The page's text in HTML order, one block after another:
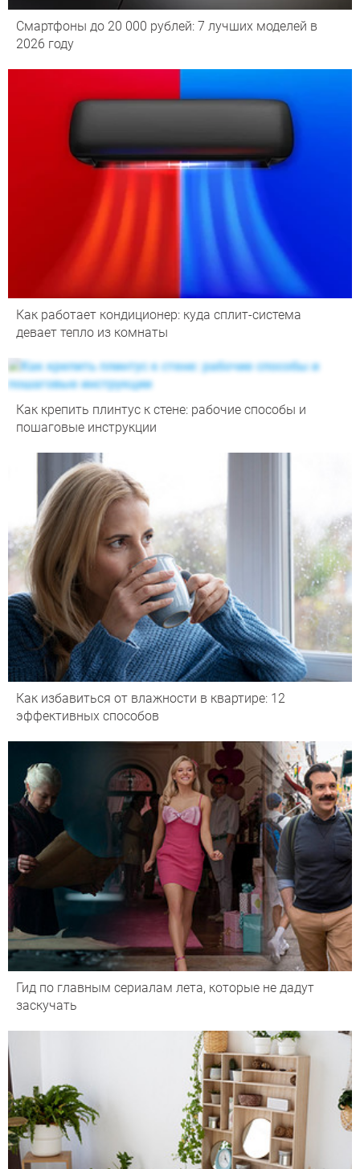
Смартфоны до 20 000 рублей: 7 лучших моделей в
2026 году
Как работает кондиционер: куда сплит-система
девает тепло из комнаты
Как крепить плинтус к стене: рабочие способы и
пошаговые инструкции
Как избавиться от влажности в квартире: 12
эффективных способов
Гид по главным сериалам лета, которые не дадут
заскучать